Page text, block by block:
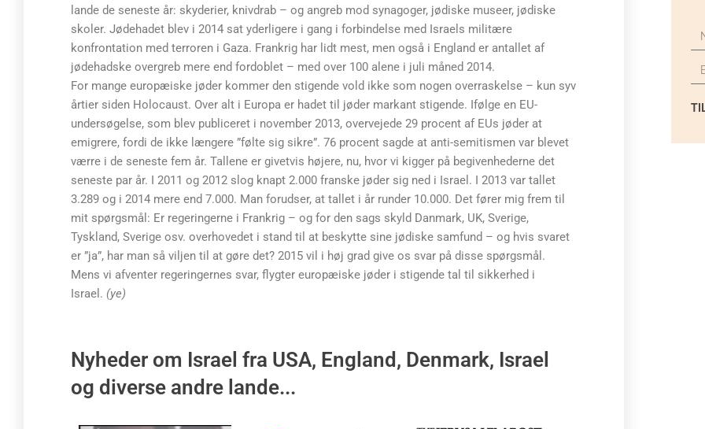
lande de seneste år: skyderier, knivdrab – og angreb mod synagoger, jødiske museer, jødiske
skoler. Jødehadet blev i 2014 sat yderligere i gang i forbindelse med Israels militære
konfrontation med terroren i Gaza. Frankrig har lidt mest, men også i England er antallet af
jødehadske overgreb mere end fordoblet – med over 100 alene i juli måned 2014.
For mange europæiske jøder kommer den stigende vold ikke som nogen overraskelse – kun syv
årtier siden Holocaust. Over alt i Europa er hadet til jøder markant stigende. Ifølge en EU-
undersøgelse, som blev publiceret i november 2013, overvejede 29 procent af EUs jøder at
emigrere, fordi de ikke længere ”følte sig sikre”. 76 procent sagde at anti-semitismen var blevet
værre i de seneste fem år. Tallene er givetvis højere, nu, hvor vi kigger på begivenhederne det
seneste par år. I 2011 og 2012 slog knapt 2.000 franske jøder sig ned i Israel. I 2013 var tallet
3.289 og i 2014 mere end 7.000. Man forudser, at tallet i år runder 10.000. Det fører mig frem til
mit spørgsmål: Er regeringerne i Frankrig – og for den sags skyld Danmark, UK, Sverige,
Tyskland, Sverige osv. overhovedet i stand til at beskytte sine jødiske samfund – og hvis svaret
er ”ja”, har man så viljen til at gøre det? 2015 vil i høj grad give os svar på disse spørgsmål.
Mens vi afventer regeringernes svar, flygter europæiske jøder i stigende tal til sikkerhed i
Israel. (ye)
Nyheder om Israel fra USA, England, Denmark, Israel
og diverse andre lande...